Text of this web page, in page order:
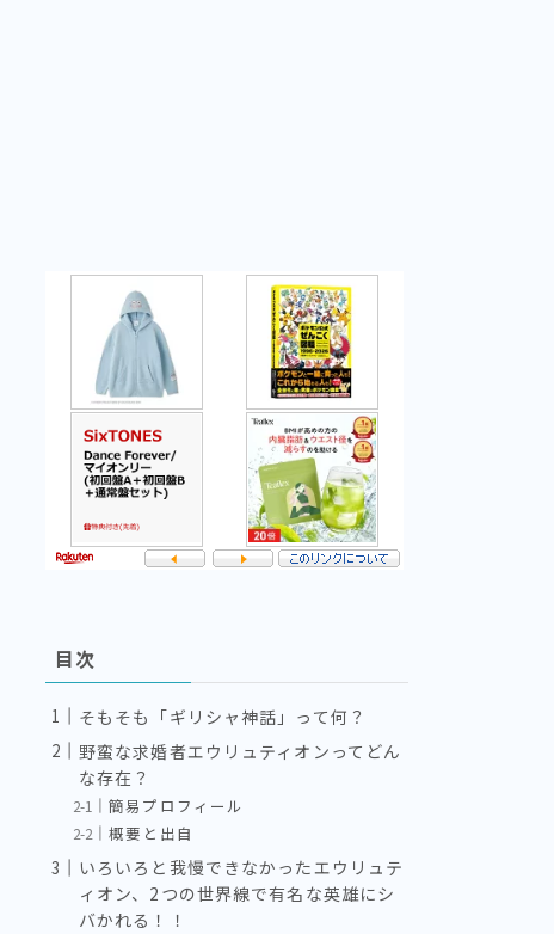
目次
そもそも「ギリシャ神話」って何？
野蛮な求婚者エウリュティオンってどん
な存在？
簡易プロフィール
概要と出自
いろいろと我慢できなかったエウリュテ
ィオン、2つの世界線で有名な英雄にシ
バかれる！！